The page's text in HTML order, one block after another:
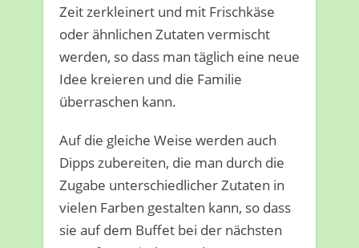
Zeit zerkleinert und mit Frischkäse
oder ähnlichen Zutaten vermischt
werden, so dass man täglich eine neue
Idee kreieren und die Familie
überraschen kann.
Auf die gleiche Weise werden auch
Dipps zubereiten, die man durch die
Zugabe unterschiedlicher Zutaten in
vielen Farben gestalten kann, so dass
sie auf dem Buffet bei der nächsten